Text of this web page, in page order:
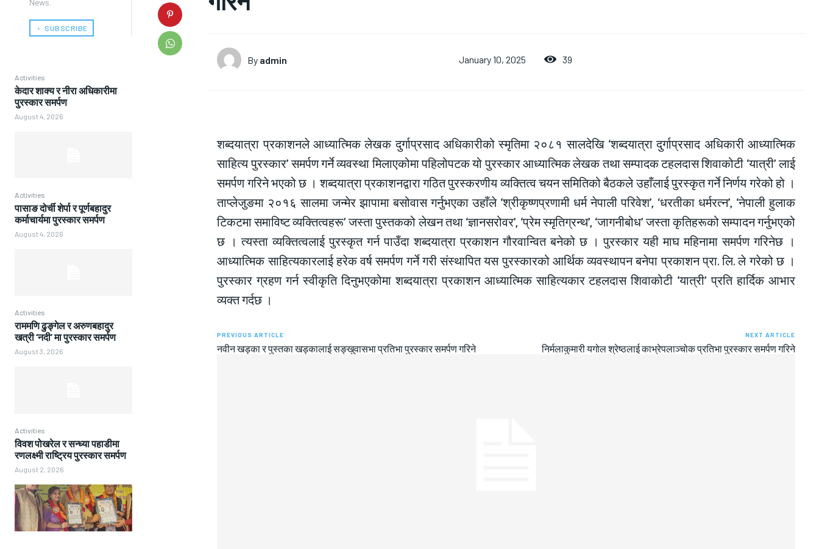
News.
﹢ SUBSCRIBE
Activities
केदार शाक्य र नीरा अधिकारीमा
पुरस्कार समर्पण
August 4, 2026
Activities
पासाङ दोर्ची शेर्पा र पूर्णबहादुर
कर्माचार्यमा पुरस्कार समर्पण
August 4, 2026
Activities
राममणि ढुङ्गेल र अरुणबहादुर
खत्री ‘नदी’ मा पुरस्कार समर्पण
August 3, 2026
Activities
विवश पोखरेल र सन्ध्या पहाडीमा
रणलक्ष्मी राष्ट्रिय पुरस्कार समर्पण
August 2, 2026
By admin January 10, 2025 39
शब्दयात्रा प्रकाशनले आध्यात्मिक लेखक दुर्गाप्रसाद अधिकारीको स्मृतिमा २०८१ सालदेखि ‘शब्दयात्रा दुर्गाप्रसाद अधिकारी आध्यात्मिक
साहित्य पुरस्कार’ समर्पण गर्ने व्यवस्था मिलाएकोमा पहिलोपटक यो पुरस्कार आध्यात्मिक लेखक तथा सम्पादक टहलदास शिवाकोटी ‘यात्री’ लाई
समर्पण गरिने भएको छ । शब्दयात्रा प्रकाशनद्वारा गठित पुरस्करणीय व्यक्तित्व चयन समितिको बैठकले उहाँलाई पुरस्कृत गर्ने निर्णय गरेको हो ।
ताप्लेजुङमा २०१६ सालमा जन्मेर झापामा बसोवास गर्नुभएका उहाँले ‘श्रीकृष्णप्रणामी धर्म नेपाली परिवेश’, ‘धरतीका धर्मरत्न’, ‘नेपाली हुलाक
टिकटमा समाविष्ट व्यक्तित्वहरू’ जस्ता पुस्तकको लेखन तथा ‘ज्ञानसरोवर’, ‘प्रेम स्मृतिग्रन्थ’, ‘जागनीबोध’ जस्ता कृतिहरूको सम्पादन गर्नुभएको
छ । त्यस्ता व्यक्तित्वलाई पुरस्कृत गर्न पाउँदा शब्दयात्रा प्रकाशन गौरवान्वित बनेको छ । पुरस्कार यही माघ महिनामा समर्पण गरिनेछ ।
आध्यात्मिक साहित्यकारलाई हरेक वर्ष समर्पण गर्ने गरी संस्थापित यस पुरस्कारको आर्थिक व्यवस्थापन बनेपा प्रकाशन प्रा. लि. ले गरेको छ ।
पुरस्कार ग्रहण गर्न स्वीकृति दिनुभएकोमा शब्दयात्रा प्रकाशन आध्यात्मिक साहित्यकार टहलदास शिवाकोटी ‘यात्री’ प्रति हार्दिक आभार
व्यक्त गर्दछ ।
PREVIOUS ARTICLE
नवीन खड्का र पुस्तका खड्कालाई सङ्खुवासभा प्रतिभा पुरस्कार समर्पण गरिने
NEXT ARTICLE
निर्मलाकुमारी यगोल श्रेष्ठलाई काभ्रेपलाञ्चोक प्रतिभा पुरस्कार समर्पण गरिने